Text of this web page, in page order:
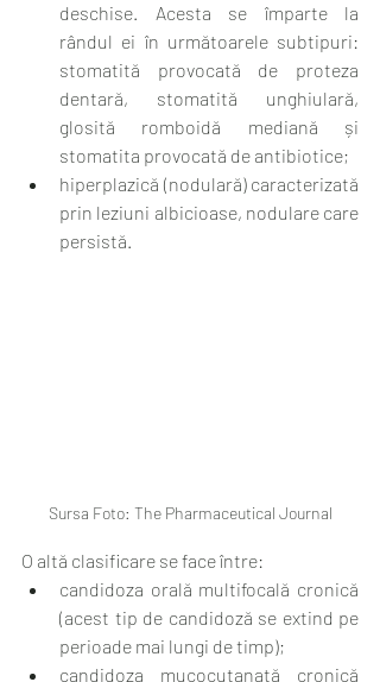
deschise. Acesta se împarte la
rândul ei în următoarele subtipuri:
stomatită provocată de proteza
dentară, stomatită unghiulară,
glosită romboidă mediană și
stomatita provocată de antibiotice;
hiperplazică (nodulară) caracterizată
prin leziuni albicioase, nodulare care
persistă.
Sursa Foto: The Pharmaceutical Journal
O altă clasificare se face între:
candidoza orală multifocală cronică
(acest tip de candidoză se extind pe
perioade mai lungi de timp);
candidoza mucocutanată cronică